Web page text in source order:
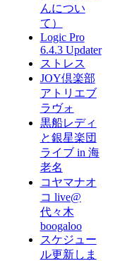
んについ
て）
Logic Pro
6.4.3 Updater
ストレス
JOY倶楽部
アトリエブ
ラヴォ
黒船レディ
と銀星楽団
ライブ in 海
老名
コヤマナオ
コ live@
代々木
boogaloo
スケジュー
ル更新しま